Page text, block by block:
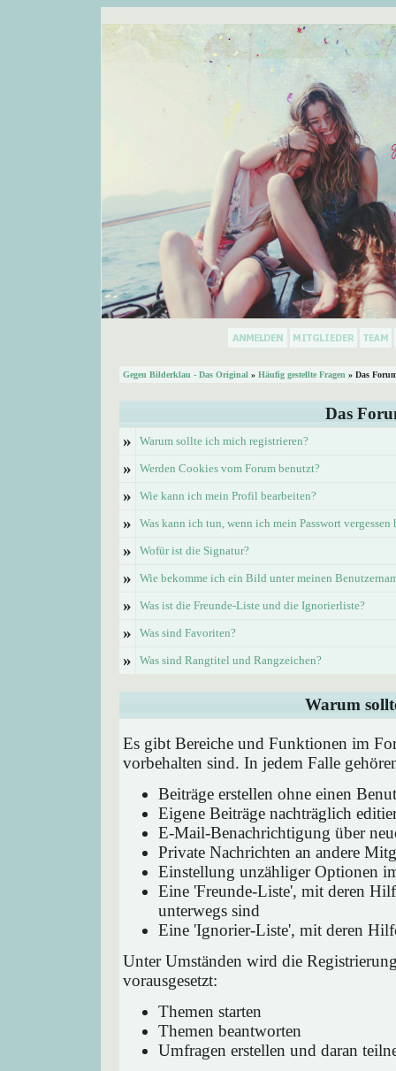
Gegen Bilderklau - Das Original » Häufig gestellte Fragen » Das
Das
»
Warum sollte ich mich registrieren?
» Werden Cookies vom Forum benutzt?
» Wie kann ich mein Profil bearbeiten?
» Was kann ich tun, wenn ich mein Passwort vergessen
» Wofür ist die Signatur?
» Wie bekomme ich ein Bild unter meinen
» Was ist die Freunde-Liste und die Ignorierliste?
» Was sind Favoriten?
» Was sind Rangtitel und Rangzeichen?
Warum
Es gibt Bereiche und Funktionen im
vorbehalten sind. In jedem Falle
Beiträge erstellen ohne einen
Eigene Beiträge nachträglich
E-Mail-Benachrichtigung über
Private Nachrichten an andere
Einstellung unzähliger Optionen
Eine 'Freunde-Liste', mit deren
unterwegs sind
Eine 'Ignorier-Liste', mit deren
Unter Umständen wird die
vorausgesetzt:
Themen starten
Themen beantworten
Umfragen erstellen und daran